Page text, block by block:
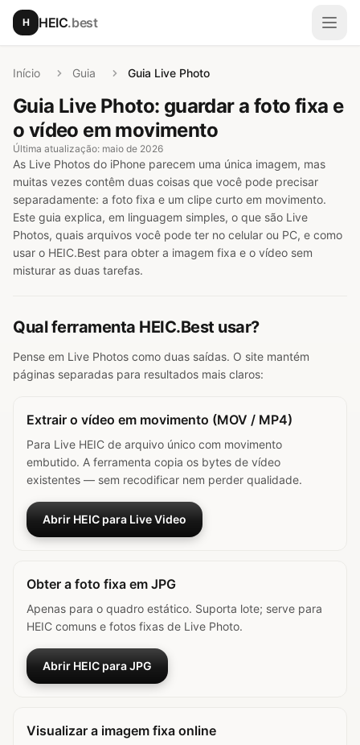
Ir para o conteúdo principal
H HEIC.best
Início Guia Guia Live Photo
Guia Live Photo: guardar a foto fixa e
o vídeo em movimento
Última atualização: maio de 2026
As Live Photos do iPhone parecem uma única imagem, mas
muitas vezes contêm duas coisas que você pode precisar
separadamente: a foto fixa e um clipe curto em movimento.
Este guia explica, em linguagem simples, o que são Live
Photos, quais arquivos você pode ter no celular ou PC, e como
usar o HEIC.Best para obter a imagem fixa e o vídeo sem
misturar as duas tarefas.
Qual ferramenta HEIC.Best usar?
Pense em Live Photos como duas saídas. O site mantém
páginas separadas para resultados mais claros:
Extrair o vídeo em movimento (MOV / MP4)
Para Live HEIC de arquivo único com movimento
embutido. A ferramenta copia os bytes de vídeo
existentes — sem recodificar nem perder qualidade.
Abrir HEIC para Live Video
Obter a foto fixa em JPG
Apenas para o quadro estático. Suporta lote; serve para
HEIC comuns e fotos fixas de Live Photo.
Abrir HEIC para JPG
Visualizar a imagem fixa online